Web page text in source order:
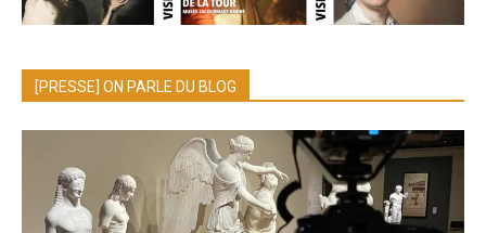
[PRESSE] ON PARLE DU BLOG